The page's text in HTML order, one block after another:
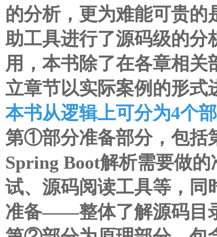
的分析，更为难能可贵的
助工具进行了源码级的分
用，本书除了在各章相
立章节以实际案例的形式
本书从逻辑上可分为4个
第①部分准备部分，包括
Spring Boot解析需要做
试、源码阅读工具等，同
准备——整体了解源码目